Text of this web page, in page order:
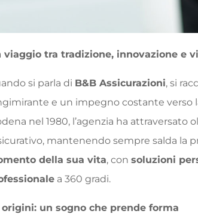
viaggio tra tradizione, innovazione e
si parla di B&B Assicurazioni, si
e un impegno costante verso
nel 1980, l’agenzia ha
mantenendo sempre salda la
della sua vita, consoluzioni
a 360 gradi.
origini: un sogno che prende forma